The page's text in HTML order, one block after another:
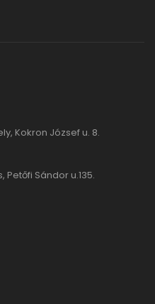
Kokron József u. 8.
Petőfi Sándor u.135.